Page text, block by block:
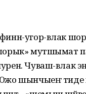
угор-влак
мутшымат
Чуваш-влак
шынчыеҥ тиде